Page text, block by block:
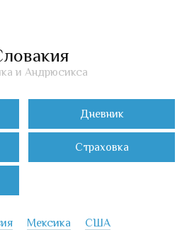
и Андрюсикса
Дневник
Страховка
Мексика
США